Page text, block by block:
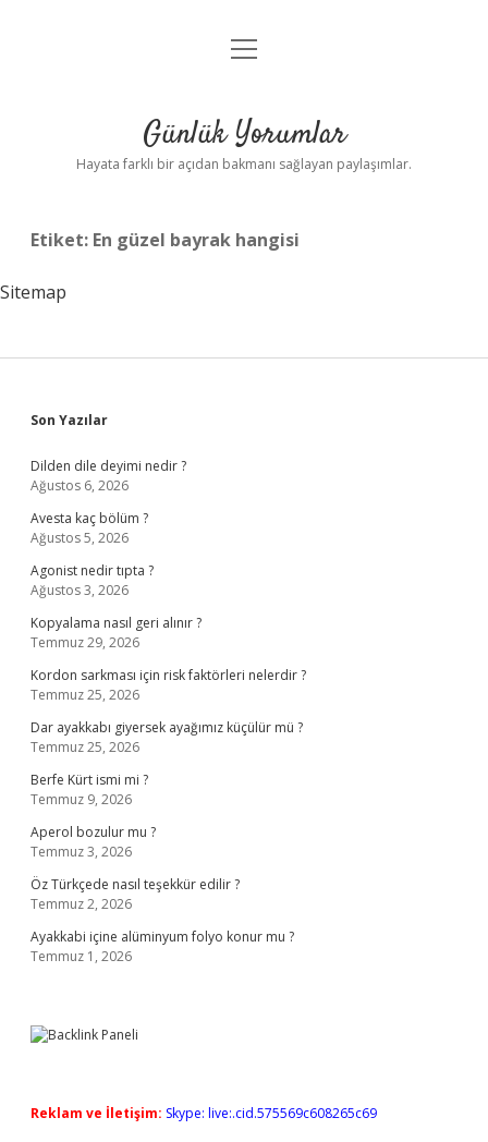
Anasayfa
Yasal Uyarı
menüyü
Günlük Yorumlar
Hayata farklı bir açıdan bakmanı sağlayan paylaşımlar.
Etiket: En güzel bayrak hangisi
Sitemap
Sidebar
Son Yazılar
Dilden dile deyimi nedir ?
Ağustos 6, 2026
Avesta kaç bölüm ?
Ağustos 5, 2026
Agonist nedir tıpta ?
Ağustos 3, 2026
Kopyalama nasıl geri alınır ?
Temmuz 29, 2026
Kordon sarkması için risk faktörleri nelerdir ?
Temmuz 25, 2026
Dar ayakkabı giyersek ayağımız küçülür mü ?
Temmuz 25, 2026
Berfe Kürt ismi mi ?
Temmuz 9, 2026
Aperol bozulur mu ?
Temmuz 3, 2026
Öz Türkçede nasıl teşekkür edilir ?
Temmuz 2, 2026
Ayakkabi içine alüminyum folyo konur mu ?
Temmuz 1, 2026
Reklam ve İletişim: Skype: live:.cid.575569c608265c69